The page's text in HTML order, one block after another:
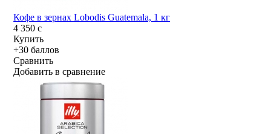
Кофе в зернах Lobodis Guatemala, 1 кг
4 350c
Купить
+30 баллов
Сравнить
Добавить в сравнение